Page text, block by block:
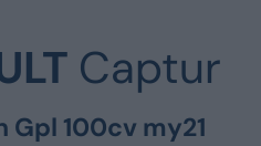
€ 35.000Captur
Gpl 100cv my21